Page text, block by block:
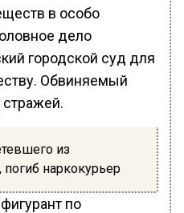
в особо
дело
городской суд для
Обвиняемый
из
наркокурьер
по